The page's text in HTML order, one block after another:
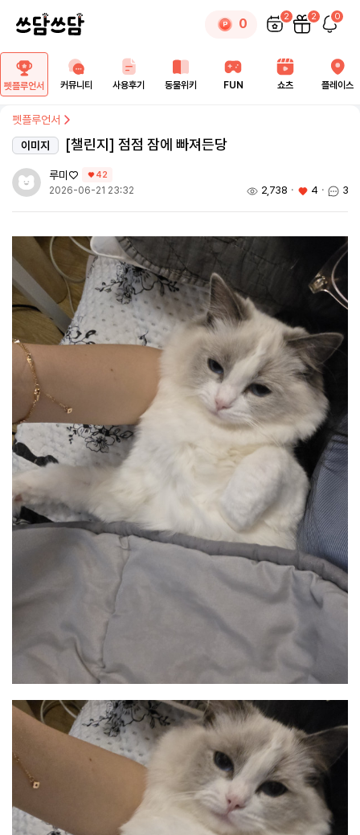
0 2 2 0
펫플루언서 커뮤니티 사용후기 동물위키 FUN 쇼츠 플레이스
펫플루언서
이미지
[챌린지] 점점 잠에 빠져든당
루미♡ 42
2026-06-21 23:32 2,738 ㆍ 4 ㆍ 3